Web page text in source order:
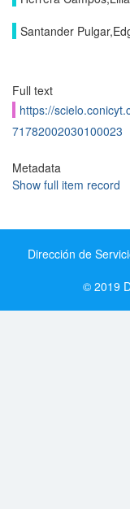
Santander
Full text
https://
71782002030100023
Metadata
Show full item record
Dirección de
© 2019